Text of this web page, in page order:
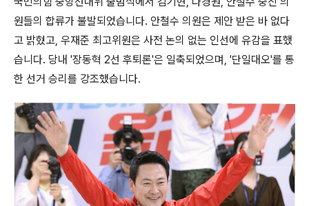
원들의 합류가 불발되었습니다. 안철수 의원은 제안 받은 바 없다
고 밝혔고, 우재준 최고위원은 사전 논의 없는 인선에 유감을 표했
습니다. 당내 '장동혁 2선 후퇴론'은 일축되었으며, '단일대오'를 통
한 선거 승리를 강조했습니다.